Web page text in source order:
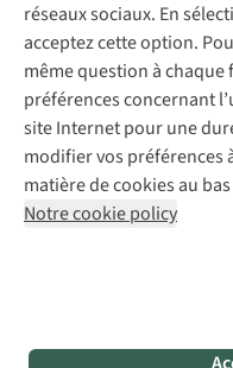
réseaux sociaux. En
acceptez cette option.
même question à
préférences concernant
site Internet pour une
modifier vos préférences
matière de cookies au
Notre cookie policy
Mentions légales
Conditions
AS Adventure Luxemburg